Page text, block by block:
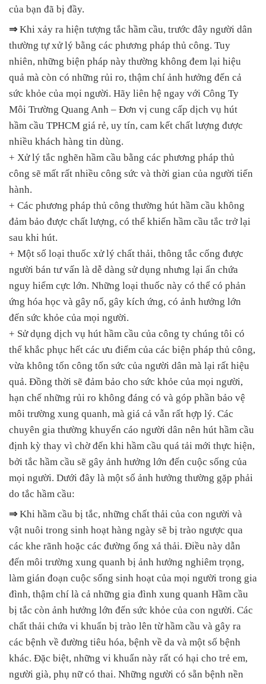
của bạn đã bị đầy.
⇒ Khi xảy ra hiện tượng tắc hầm cầu, trước đây người dân
thường tự xử lý bằng các phương pháp thủ công. Tuy
nhiên, những biện pháp này thường không đem lại hiệu
quả mà còn có những rủi ro, thậm chí ảnh hưởng đến cả
sức khỏe của mọi người. Hãy liên hệ ngay với Công Ty
Môi Trường Quang Anh – Đơn vị cung cấp dịch vụ hút
hầm cầu TPHCM giá rẻ, uy tín, cam kết chất lượng được
nhiều khách hàng tin dùng.
+ Xử lý tắc nghẽn hầm cầu bằng các phương pháp thủ
công sẽ mất rất nhiều công sức và thời gian của người tiến
hành.
+ Các phương pháp thủ công thường hút hầm cầu không
đảm bảo được chất lượng, có thể khiến hầm cầu tắc trở lại
sau khi hút.
+ Một số loại thuốc xử lý chất thải, thông tắc cống được
người bán tư vấn là dễ dàng sử dụng nhưng lại ẩn chứa
nguy hiểm cực lớn. Những loại thuốc này có thể có phản
ứng hóa học và gây nổ, gây kích ứng, có ảnh hưởng lớn
đến sức khỏe của mọi người.
+ Sử dụng dịch vụ hút hầm cầu của công ty chúng tôi có
thể khắc phục hết các ưu điểm của các biện pháp thủ công,
vừa không tốn công tốn sức của người dân mà lại rất hiệu
quả. Đồng thời sẽ đảm bảo cho sức khỏe của mọi người,
hạn chế những rủi ro không đáng có và góp phần bảo vệ
môi trường xung quanh, mà giá cả vẫn rất hợp lý. Các
chuyên gia thường khuyến cáo người dân nên hút hầm cầu
định kỳ thay vì chờ đến khi hầm cầu quá tải mới thực hiện,
bởi tắc hầm cầu sẽ gây ảnh hưởng lớn đến cuộc sống của
mọi người. Dưới đây là một số ảnh hưởng thường gặp phải
do tắc hầm cầu:
⇒ Khi hầm cầu bị tắc, những chất thải của con người và
vật nuôi trong sinh hoạt hàng ngày sẽ bị trào ngược qua
các khe rãnh hoặc các đường ống xả thải. Điều này dẫn
đến môi trường xung quanh bị ảnh hưởng nghiêm trọng,
làm gián đoạn cuộc sống sinh hoạt của mọi người trong gia
đình, thậm chí là cả những gia đình xung quanh Hầm cầu
bị tắc còn ảnh hưởng lớn đến sức khỏe của con người. Các
chất thải chứa vi khuẩn bị trào lên từ hầm cầu và gây ra
các bệnh về đường tiêu hóa, bệnh về da và một số bệnh
khác. Đặc biệt, những vi khuẩn này rất có hại cho trẻ em,
người già, phụ nữ có thai. Những người có sẵn bệnh nền